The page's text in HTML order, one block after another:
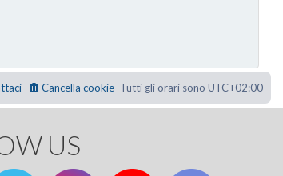
Tutti gli orari sono UTC+02:00
Cancella cookie
US